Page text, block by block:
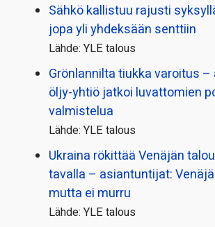
Sähkö kallistuu rajusti
jopa yli yhdeksään senttiin
Lähde: YLE talous
Grönlannilta tiukka varoitus
öljy-yhtiö jatkoi luvattomien
valmistelua
Lähde: YLE talous
Ukraina rökittää Venäjän
tavalla – asiantuntijat:
mutta ei murru
Lähde: YLE talous